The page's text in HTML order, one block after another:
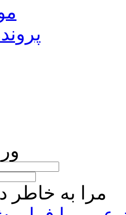
مرا به خاطر